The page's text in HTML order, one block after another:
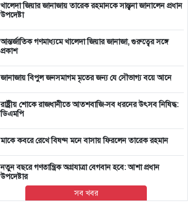
খালেদা জিয়ার জানাজায় তারেক রহমানকে সান্ত্বনা জানালেন প্রধান
উপদেষ্টা
আন্তর্জাতিক গণমাধ্যমে খালেদা জিয়ার জানাজা, গুরুত্বের সঙ্গে
প্রকাশ
জানাজায় বিপুল জনসমাগম মৃতের জন্য যে সৌভাগ্য বয়ে আনে
রাষ্ট্রীয় শোকে রাজধানীতে আতশবাজি-সব ধরনের উৎসব নিষিদ্ধ:
ডিএমপি
মাকে কবরে রেখে বিষণ্ন মনে বাসায় ফিরলেন তারেক রহমান
নতুন বছরে গণতান্ত্রিক অগ্রযাত্রা বেগবান হবে: আশা প্রধান
উপদেষ্টার
ভারতে চলন্ত ভ্যানে তরুণীকে সংঘবদ্ধ ধর্ষণ, ২ ঘণ্টা পর রাস্তায়
সব খবর